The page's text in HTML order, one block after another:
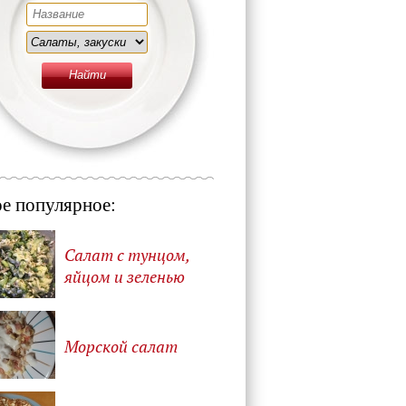
популярное:
Салат с тунцом,
яйцом и зеленью
Морской салат